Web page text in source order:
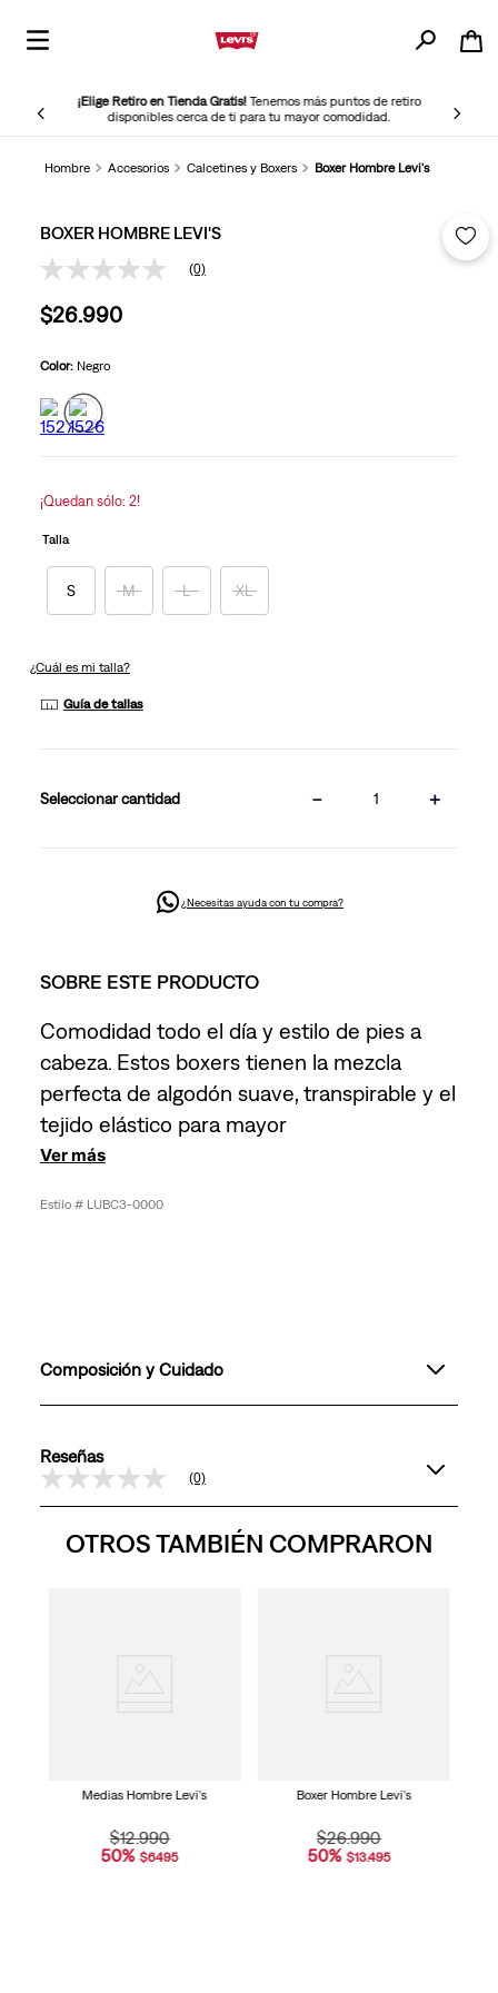
¡Elige Retiro en Tienda Gratis!Tenemos más puntos de retiro
disponibles cerca de ti para tu mayor comodidad.
Hombre Accesorios Calcetines y Boxers Boxer Hombre Levi's
BOXER HOMBRE LEVI'S
Sin
Enlace
en
misma
(0)
$26.990
Color: Negro
¡Quedan sólo: 2!
Talla
S M L XL
¿Cuál es mi talla?
Guía de tallas
cantidad ＋
－
¿Necesitas ayuda con tu compra?
SOBRE ESTE PRODUCTO
Comodidad todo el día y estilo de pies a
cabeza. Estos boxers tienen la mezcla
perfecta de algodón suave, transpirable y el
tejido elástico para mayor
Ver más
LUBC3-0000
Composición y Cuidado
Reseñas
Sin
puntuación
(0)
OTROS TAMBIÉN COMPRARON
Medias Hombre Levi's
$12.990
50% $6495
Boxer Hombre Levi's
$26.990
50% $13.495